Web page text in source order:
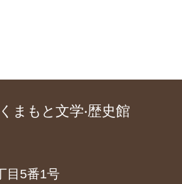
まもと文学‧歴史館
目5番1号